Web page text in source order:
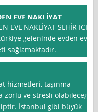
EVE NAKLİYAT
EVE NAKLİYAT SEHİR ICI
geleninde evden eve
sağlamaktadır.
hizmetleri, taşınma
zorlu ve stresli olabileceği
İstanbul gibi büyük